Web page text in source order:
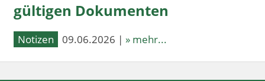
gültigen Dokumenten
Notizen 09.06.2026 | » mehr...